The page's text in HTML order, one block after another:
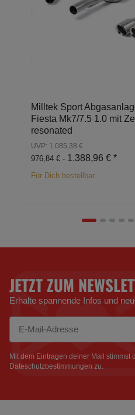
Milltek Sport
Fiesta Mk7/7.5 1.0 mit
resonated
UVP: 1.085,38 €
976,84 € - 1.388,96 € *
Für Dich bestellbar
JETZT ZUM
Erhalte spannende Infos und
Mit dem Eintragen deiner Mail stimmst
Dateschutzbestimmungen zu.